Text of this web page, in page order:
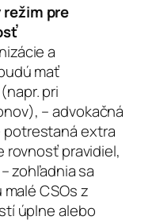
pre
a
mať
pri
– advokačná
potrestaná extra
rovnosť pravidiel,
zohľadnia sa
CSOs z
úplne alebo